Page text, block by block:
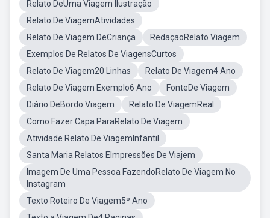
Relato DeUma Viagem Ilustração
Relato De ViagemAtividades
Relato De Viagem DeCriança
RedaçaoRelato Viagem
Exemplos De Relatos De ViagensCurtos
Relato De Viagem20 Linhas
Relato De Viagem4 Ano
Relato De Viagem Exemplo6 Ano
FonteDe Viagem
Diário DeBordo Viagem
Relato De ViagemReal
Como Fazer Capa ParaRelato De Viagem
Atividade Relato De ViagemInfantil
Santa Maria Relatos EImpressões De Viajem
Imagem De Uma Pessoa FazendoRelato De Viagem No
Instagram
Texto Roteiro De Viagem5º Ano